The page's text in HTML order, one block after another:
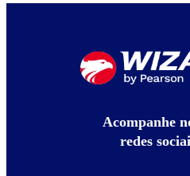
Acompanhe
redes